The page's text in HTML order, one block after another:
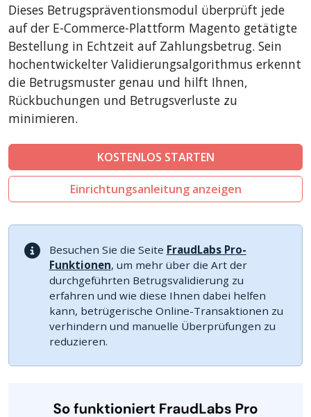
ZenCart
PinnacleCart
FoxyCart
Easy Digital Downloads
nopCommerce
ThirtyBees
Shopware
Sylius
Dieses Betrugspräventionsmodul überprüft jede
auf der E-Commerce-Plattform Magento getätigte
Bestellung in Echtzeit auf Zahlungsbetrug. Sein
hochentwickelter Validierungsalgorithmus erkennt
die Betrugsmuster genau und hilft Ihnen,
Rückbuchungen und Betrugsverluste zu
minimieren.
KOSTENLOS STARTEN
Einrichtungsanleitung anzeigen
Besuchen Sie die Seite FraudLabs Pro-
Funktionen, um mehr über die Art der
durchgeführten Betrugsvalidierung zu
erfahren und wie diese Ihnen dabei helfen
kann, betrügerische Online-Transaktionen zu
verhindern und manuelle Überprüfungen zu
reduzieren.